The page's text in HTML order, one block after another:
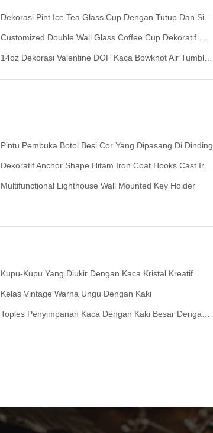
Dekorasi Pint Ice Tea Glass Cup Dengan Tutup Dan Silikat Straw Cocktail Tumbler Minum Gelas
Customized Double Wall Glass Coffee Cup Dekoratif Glitter Tumbler Minum Gelas
14oz Dekorasi Valentine DOF Kaca Bowknot Air Tumbler Kaca Meksiko Ikon Rock Kaca Piala Untuk Hadiah Pernikahan
Pintu Pembuka Botol Besi Cor Yang Dipasang Di Dinding
Dekoratif Anchor Shape Hitam Iron Coat Hooks Cast Iron Crafts
Multifunctional Lighthouse Wall Mounted Key Holder
Kupu-Kupu Yang Diukir Dengan Kaca Kristal Kreatif
Kelas Vintage Warna Ungu Dengan Kaki
Toples Penyimpanan Kaca Dengan Kaki Besar Dengan Dekorasi Emas